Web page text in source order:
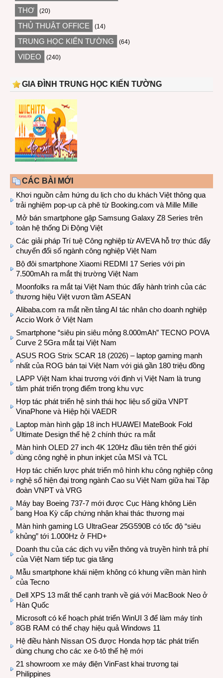
THƠ (20)
THỦ THUẬT OFFICE (14)
TRUNG HỌC KIẾN TƯỜNG (64)
VIDEO (240)
GIA ĐÌNH TRUNG HỌC KIẾN TƯỜNG
CÁC BÀI MỚI
Khơi nguồn cảm hứng du lịch cho du khách Việt thông qua
trải nghiệm pop-up cà phê từ Booking.com và Mille Mille
Mở bán smartphone gập Samsung Galaxy Z8 Series trên
toàn hệ thống Di Động Việt
Các giải pháp Trí tuệ Công nghiệp từ AVEVA hỗ trợ thúc đẩy
chuyển đổi số ngành công nghiệp Việt Nam
Bộ đôi smartphone Xiaomi REDMI 17 Series với pin
7.500mAh ra mắt thị trường Việt Nam
Moonfolks ra mắt tại Việt Nam thúc đẩy hành trình của các
thương hiệu Việt vươn tầm ASEAN
Alibaba.com ra mắt nền tảng AI tác nhân cho doanh nghiệp
Accio Work ở Việt Nam
Smartphone “siêu pin siêu mỏng 8.000mAh” TECNO POVA
Curve 2 5Gra mắt tại Việt Nam
ASUS ROG Strix SCAR 18 (2026) – laptop gaming mạnh
nhất của ROG bán tại Việt Nam với giá gần 180 triệu đồng
LAPP Việt Nam khai trương với định vị Việt Nam là trung
tâm phát triển trọng điểm trong khu vực
Hợp tác phát triển hệ sinh thái học liệu số giữa VNPT
VinaPhone và Hiệp hội VAEDR
Laptop màn hình gập 18 inch HUAWEI MateBook Fold
Ultimate Design thế hệ 2 chính thức ra mắt
Màn hình OLED 27 inch 4K 120Hz đầu tiên trên thế giới
dùng công nghệ in phun inkjet của MSI và TCL
Hợp tác chiến lược phát triển mô hình khu công nghiệp công
nghệ số hiện đại trong ngành Cao su Việt Nam giữa hai Tập
đoàn VNPT và VRG
Máy bay Boeing 737-7 mới được Cục Hàng không Liên
bang Hoa Kỳ cấp chứng nhận khai thác thương mại
Màn hình gaming LG UltraGear 25G590B có tốc độ “siêu
khủng” tới 1.000Hz ở FHD+
Doanh thu của các dịch vụ viễn thông và truyền hình trả phí
của Việt Nam tiếp tục gia tăng
Mẫu smartphone khái niệm không có khung viền màn hình
của Tecno
Dell XPS 13 mất thế cạnh tranh về giá với MacBook Neo ở
Hàn Quốc
Microsoft có kế hoạch phát triển WinUI 3 để làm máy tính
8GB RAM có thể chạy hiệu quả Windows 11
Hệ điều hành Nissan OS được Honda hợp tác phát triển
dùng chung cho các xe ô-tô thế hệ mới
21 showroom xe máy điện VinFast khai trương tại
Philippines